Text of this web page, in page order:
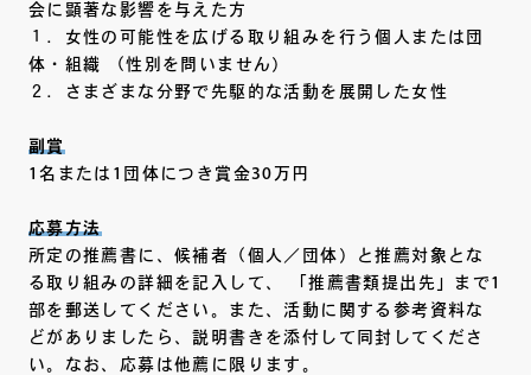
会に顕著な影響を与えた方
１．女性の可能性を広げる取り組みを行う個人または団
体・組織 （性別を問いません）
２．さまざまな分野で先駆的な活動を展開した女性
副賞
1名または1団体につき賞金30万円
応募方法
所定の推薦書に、候補者（個人／団体）と推薦対象とな
る取り組みの詳細を記入して、 「推薦書類提出先」まで1
部を郵送してください。また、活動に関する参考資料な
どがありましたら、説明書きを添付して同封してくださ
い。なお、応募は他薦に限ります。